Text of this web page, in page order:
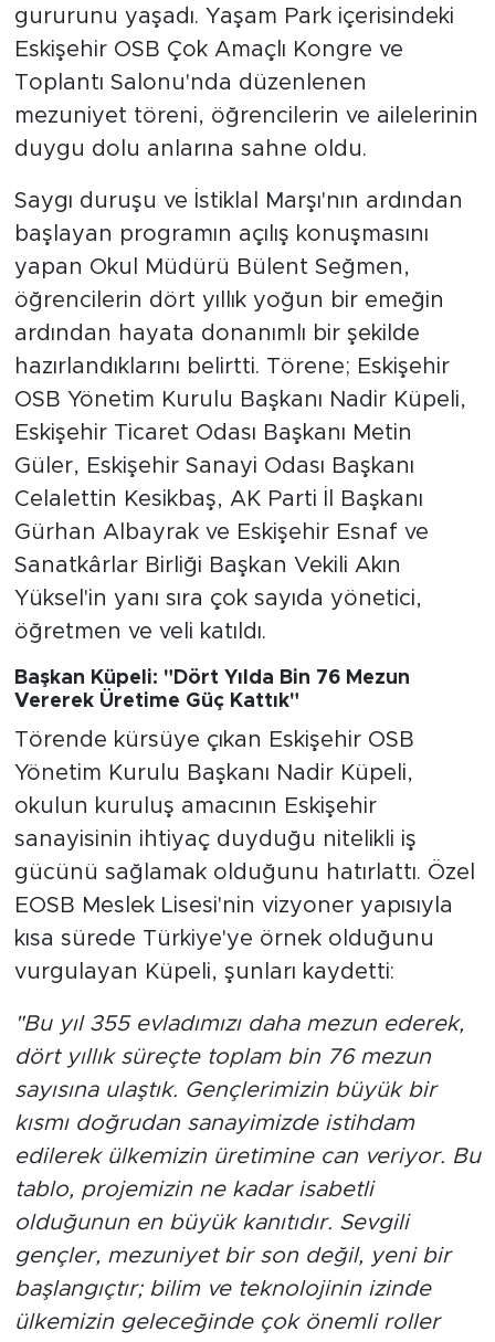
gururunu yaşadı. Yaşam Park içerisindeki
Eskişehir OSB Çok Amaçlı Kongre ve
Toplantı Salonu'nda düzenlenen
mezuniyet töreni, öğrencilerin ve ailelerinin
duygu dolu anlarına sahne oldu.
Saygı duruşu ve İstiklal Marşı'nın ardından
başlayan programın açılış konuşmasını
yapan Okul Müdürü Bülent Seğmen,
öğrencilerin dört yıllık yoğun bir emeğin
ardından hayata donanımlı bir şekilde
hazırlandıklarını belirtti. Törene; Eskişehir
OSB Yönetim Kurulu Başkanı Nadir Küpeli,
Eskişehir Ticaret Odası Başkanı Metin
Güler, Eskişehir Sanayi Odası Başkanı
Celalettin Kesikbaş, AK Parti İl Başkanı
Gürhan Albayrak ve Eskişehir Esnaf ve
Sanatkârlar Birliği Başkan Vekili Akın
Yüksel'in yanı sıra çok sayıda yönetici,
öğretmen ve veli katıldı.
Başkan Küpeli: "Dört Yılda Bin 76 Mezun
Vererek Üretime Güç Kattık"
Törende kürsüye çıkan Eskişehir OSB
Yönetim Kurulu Başkanı Nadir Küpeli,
okulun kuruluş amacının Eskişehir
sanayisinin ihtiyaç duyduğu nitelikli iş
gücünü sağlamak olduğunu hatırlattı. Özel
EOSB Meslek Lisesi'nin vizyoner yapısıyla
kısa sürede Türkiye'ye örnek olduğunu
vurgulayan Küpeli, şunları kaydetti:
"Bu yıl 355 evladımızı daha mezun ederek,
dört yıllık süreçte toplam bin 76 mezun
sayısına ulaştık. Gençlerimizin büyük bir
kısmı doğrudan sanayimizde istihdam
edilerek ülkemizin üretimine can veriyor. Bu
tablo, projemizin ne kadar isabetli
olduğunun en büyük kanıtıdır. Sevgili
gençler, mezuniyet bir son değil, yeni bir
başlangıçtır; bilim ve teknolojinin izinde
ülkemizin geleceğinde çok önemli roller